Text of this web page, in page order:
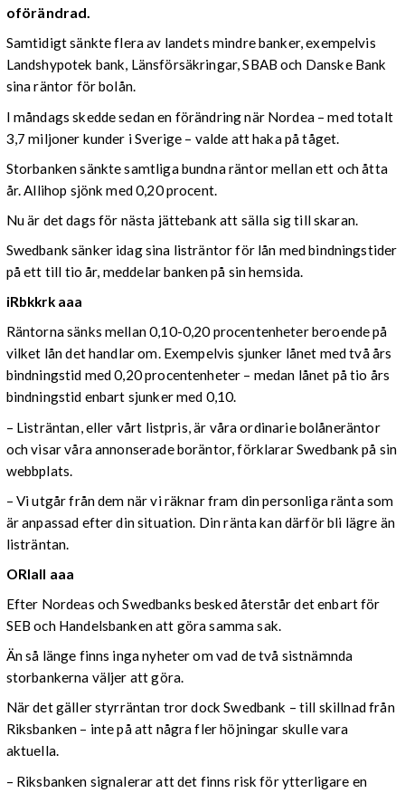
oförändrad.
Samtidigt sänkte flera av landets mindre banker, exempelvis
Landshypotek bank, Länsförsäkringar, SBAB och Danske Bank
sina räntor för bolån.
I måndags skedde sedan en förändring när Nordea – med totalt
3,7 miljoner kunder i Sverige – valde att haka på tåget.
Storbanken sänkte samtliga bundna räntor mellan ett och åtta
år. Allihop sjönk med 0,20 procent.
Nu är det dags för nästa jättebank att sälla sig till skaran.
Swedbank sänker idag sina listräntor för lån med bindningstider
på ett till tio år, meddelar banken på sin hemsida.
iRbkkrk aaa
Räntorna sänks mellan 0,10-0,20 procentenheter beroende på
vilket lån det handlar om. Exempelvis sjunker lånet med två års
bindningstid med 0,20 procentenheter – medan lånet på tio års
bindningstid enbart sjunker med 0,10.
– Listräntan, eller vårt listpris, är våra ordinarie bolåneräntor
och visar våra annonserade boräntor, förklarar Swedbank på sin
webbplats.
– Vi utgår från dem när vi räknar fram din personliga ränta som
är anpassad efter din situation. Din ränta kan därför bli lägre än
listräntan.
ORlall aaa
Efter Nordeas och Swedbanks besked återstår det enbart för
SEB och Handelsbanken att göra samma sak.
Än så länge finns inga nyheter om vad de två sistnämnda
storbankerna väljer att göra.
När det gäller styrräntan tror dock Swedbank – till skillnad från
Riksbanken – inte på att några fler höjningar skulle vara
aktuella.
– Riksbanken signalerar att det finns risk för ytterligare en